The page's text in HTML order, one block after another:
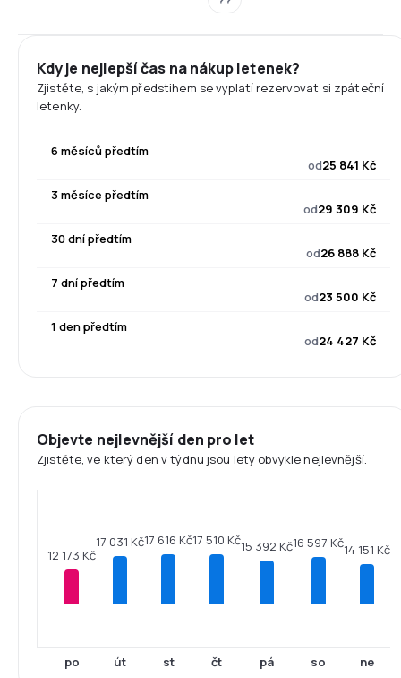
Kdy je nejlepší čas na nákup letenek?
Zjistěte, s jakým předstihem se vyplatí rezervovat si zpáteční
letenky.
6 měsíců předtím
od25 841 Kč
3 měsíce předtím
od29 309 Kč
30 dní předtím
od26 888 Kč
7 dní předtím
od23 500 Kč
1 den předtím
od24 427 Kč
Objevte nejlevnější den pro let
Zjistěte, ve který den v týdnu jsou lety obvykle nejlevnější.
12 173 Kč
po
17 031 Kč
út
17 616 Kč
st
17 510 Kč
čt
15 392 Kč
pá
16 597 Kč
so
14 151 Kč
ne